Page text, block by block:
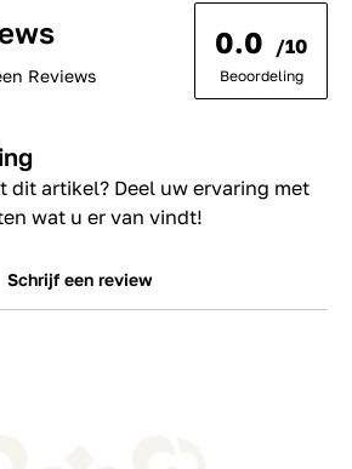
Reviews
0.0 /10
Beoordeling
dit artikel? Deel uw ervaring met
wat u er van vindt!
Schrijf een review